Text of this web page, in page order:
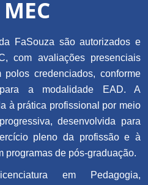
FaSouza são autorizados e
com avaliações presenciais
credenciados, conforme
para a modalidade EAD. A
à prática profissional por meio
desenvolvida para
pleno da profissão e à
programas de pós-graduação.
em Pedagogia,